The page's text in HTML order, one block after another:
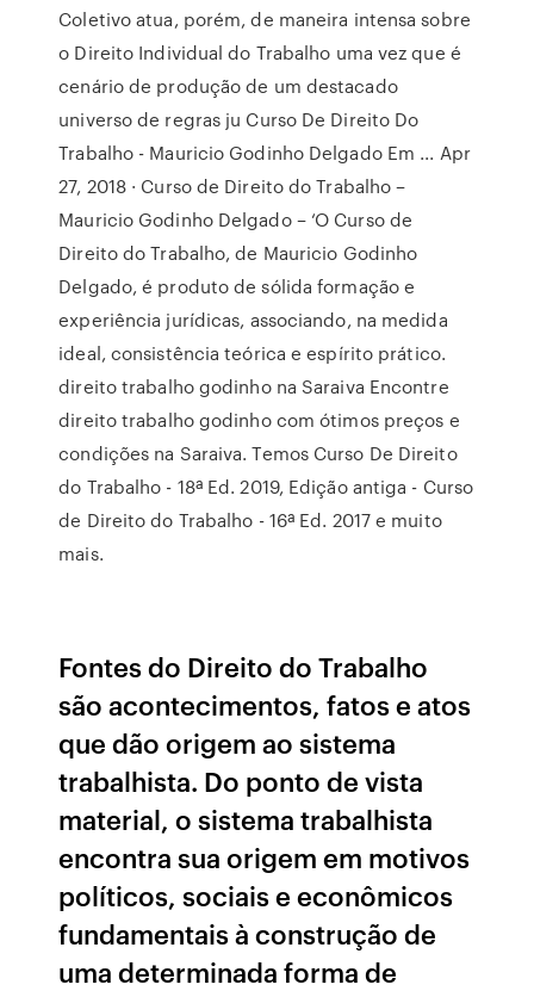
Coletivo atua, porém, de maneira intensa sobre
o Direito Individual do Trabalho uma vez que é
cenário de produção de um destacado
universo de regras ju­ Curso De Direito Do
Trabalho - Mauricio Godinho Delgado Em ... Apr
27, 2018 · Curso de Direito do Trabalho –
Mauricio Godinho Delgado – ‘O Curso de
Direito do Trabalho, de Mauricio Godinho
Delgado, é produto de sólida formação e
experiência jurídicas, associando, na medida
ideal, consistência teórica e espírito prático.
direito trabalho godinho na Saraiva Encontre
direito trabalho godinho com ótimos preços e
condições na Saraiva. Temos Curso De Direito
do Trabalho - 18ª Ed. 2019, Edição antiga - Curso
de Direito do Trabalho - 16ª Ed. 2017 e muito
mais.
Fontes do Direito do Trabalho
são acontecimentos, fatos e atos
que dão origem ao sistema
trabalhista. Do ponto de vista
material, o sistema trabalhista
encontra sua origem em motivos
políticos, sociais e econômicos
fundamentais à construção de
uma determinada forma de